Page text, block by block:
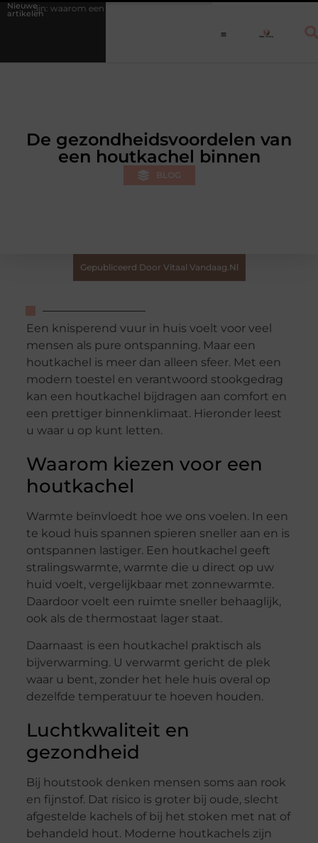
Nieuwe
artikelen
een vast dagritme herstel versnelt bij jongeren
De gezondheidsvoordelen van
een houtkachel binnen
BLOG
Gepubliceerd Door Vitaal Vandaag.nl
Een knisperend vuur in huis voelt voor veel
mensen als pure ontspanning. Maar een
houtkachel is meer dan alleen sfeer. Met een
modern toestel en verantwoord stookgedrag
kan een houtkachel bijdragen aan comfort en
een prettiger binnenklimaat. Hieronder leest
u waar u op kunt letten.
Waarom kiezen voor een
houtkachel
Warmte beïnvloedt hoe we ons voelen. In een
te koud huis spannen spieren sneller aan en is
ontspannen lastiger. Een houtkachel geeft
stralingswarmte, warmte die u direct op uw
huid voelt, vergelijkbaar met zonnewarmte.
Daardoor voelt een ruimte sneller behaaglijk,
ook als de thermostaat lager staat.
Daarnaast is een houtkachel praktisch als
bijverwarming. U verwarmt gericht de plek
waar u bent, zonder het hele huis overal op
dezelfde temperatuur te hoeven houden.
Luchtkwaliteit en
gezondheid
Bij houtstook denken mensen soms aan rook
en fijnstof. Dat risico is groter bij oude, slecht
afgestelde kachels of bij het stoken met nat of
behandeld hout. Moderne houtkachels zijn